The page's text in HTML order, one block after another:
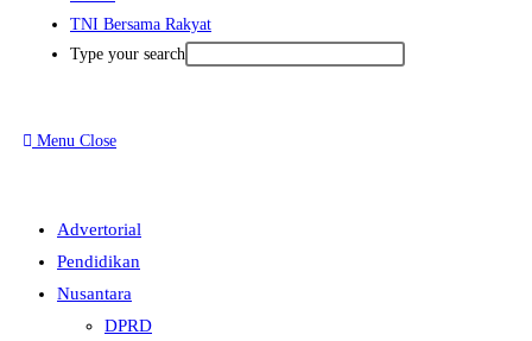
TNI Bersama Rakyat
Type your search
Menu Close
Advertorial
Pendidikan
Nusantara
DPRD